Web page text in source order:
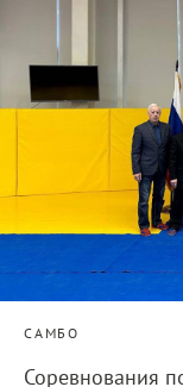
САМБО
Соревнования